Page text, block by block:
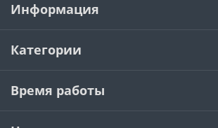
Информация
Категории
Время работы